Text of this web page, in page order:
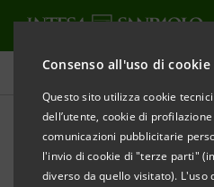
Consenso all'uso di cookie
Questo sito utilizza cookie
dell’utente, cookie di
comunicazioni pubblicitarie
l'invio di cookie di "terze parti"
diverso da quello visitato). L'uso
Tutti i progetti
CULTURA